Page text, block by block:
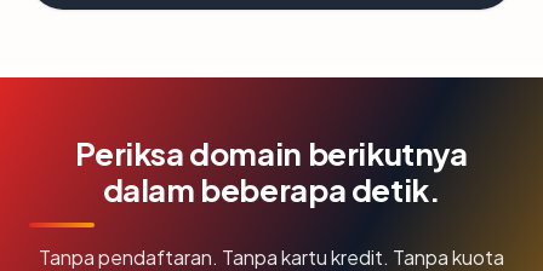
Periksa domain berikutnya
dalam beberapa detik.
Tanpa pendaftaran. Tanpa kartu kredit. Tanpa kuota